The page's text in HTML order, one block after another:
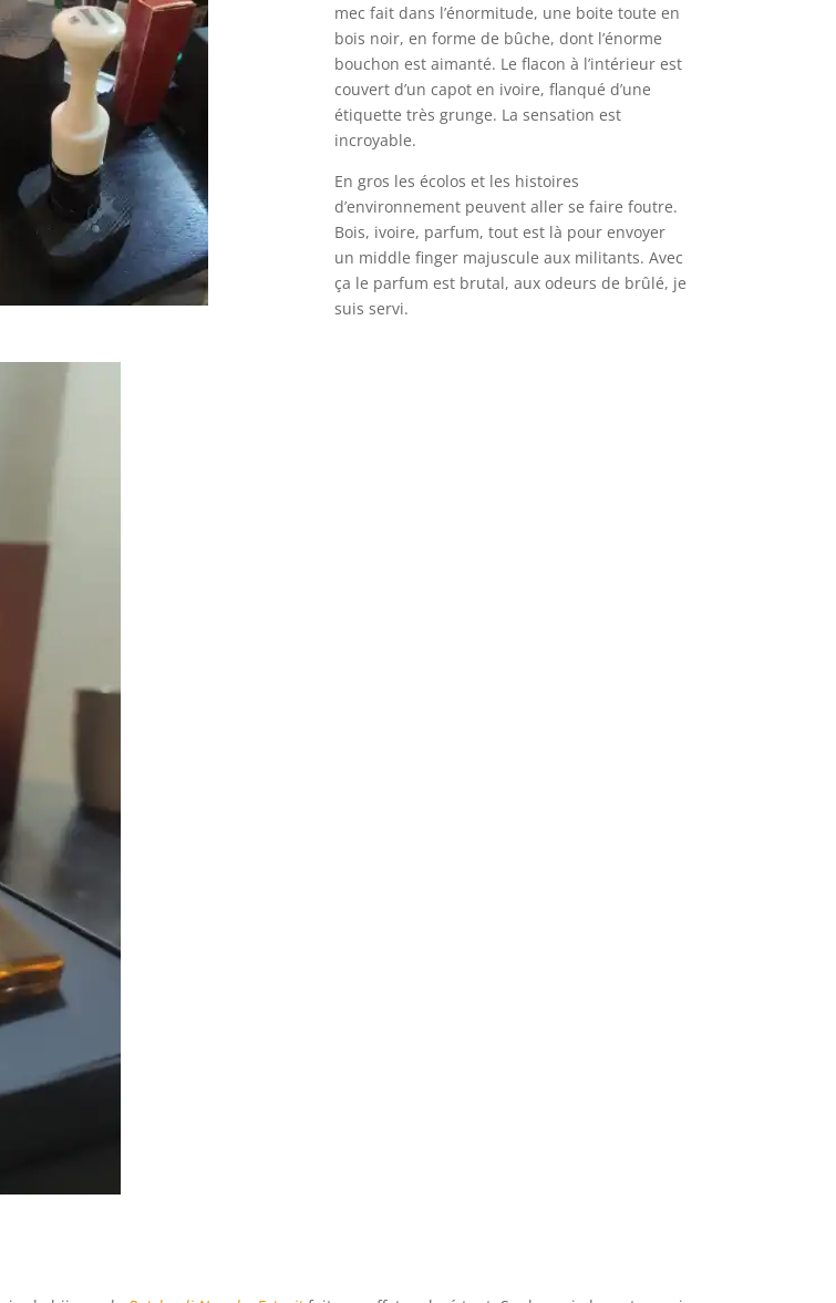
mec fait dans l’énormitude, une boite toute en
bois noir, en forme de bûche, dont l’énorme
bouchon est aimanté. Le flacon à l’intérieur est
couvert d’un capot en ivoire, flanqué d’une
étiquette très grunge. La sensation est
incroyable.
En gros les écolos et les histoires
d’environnement peuvent aller se faire foutre.
Bois, ivoire, parfum, tout est là pour envoyer
un middle finger majuscule aux militants. Avec
ça le parfum est brutal, aux odeurs de brûlé, je
suis servi.